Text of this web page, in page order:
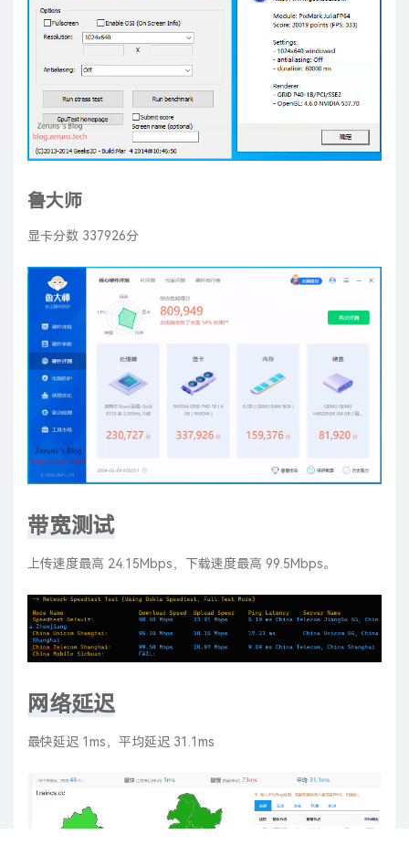
鲁大师
显卡分数 337926分
带宽测试
上传速度最高 24.15Mbps，下载速度最高 99.5Mbps。
网络延迟
最快延迟 1ms，平均延迟 31.1ms